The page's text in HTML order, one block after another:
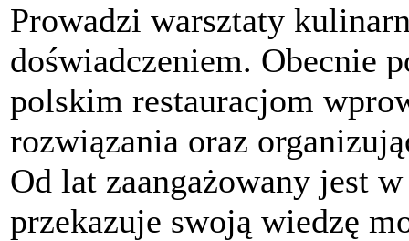
Prowadzi warsztaty
doświadczeniem. Obecnie
polskim restauracjom
rozwiązania oraz
Od lat zaangażowany jest
przekazuje swoją wiedzę